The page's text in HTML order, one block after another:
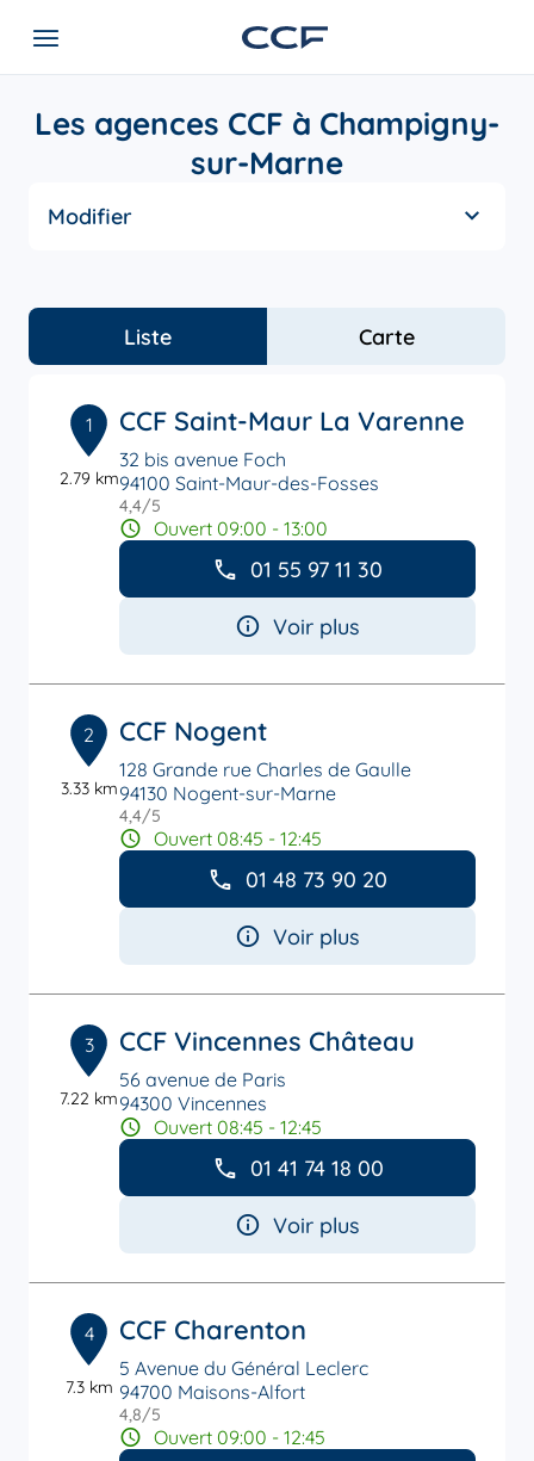
Les agences CCF à Champigny-
sur-Marne
Modifier
Liste Carte
1
2.79 km
CCF Saint-Maur La Varenne
32 bis avenue Foch
94100 Saint-Maur-des-Fosses
4,4/5
Ouvert 09:00 - 13:00
01 55 97 11 30
Voir plus
2
3.33 km
CCF Nogent
128 Grande rue Charles de Gaulle
94130 Nogent-sur-Marne
4,4/5
Ouvert 08:45 - 12:45
01 48 73 90 20
Voir plus
3
7.22 km
CCF Vincennes Château
56 avenue de Paris
94300 Vincennes
Ouvert 08:45 - 12:45
01 41 74 18 00
Voir plus
4
7.3 km
CCF Charenton
5 Avenue du Général Leclerc
94700 Maisons-Alfort
4,8/5
Ouvert 09:00 - 12:45